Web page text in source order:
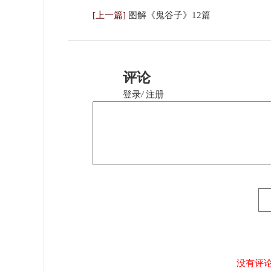
[上一篇] 图解《鬼谷子》12篇
评论
登录/ 注册
没有评